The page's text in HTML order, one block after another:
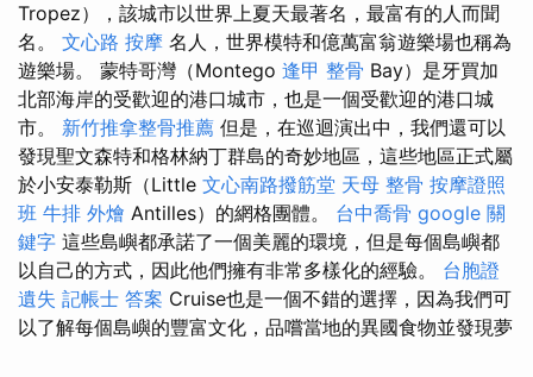
Tropez），該城市以世界上夏天最著名，最富有的人而聞
名。 文心路 按摩 名人，世界模特和億萬富翁遊樂場也稱為
遊樂場。 蒙特哥灣（Montego 逢甲 整骨 Bay）是牙買加
北部海岸的受歡迎的港口城市，也是一個受歡迎的港口城
市。 新竹推拿整骨推薦 但是，在巡迴演出中，我們還可以
發現聖文森特和格林納丁群島的奇妙地區，這些地區正式屬
於小安泰勒斯（Little 文心南路撥筋堂 天母 整骨 按摩證照
班 牛排 外燴 Antilles）的網格團體。 台中喬骨 google 關
鍵字 這些島嶼都承諾了一個美麗的環境，但是每個島嶼都
以自己的方式，因此他們擁有非常多樣化的經驗。 台胞證
遺失 記帳士 答案 Cruise也是一個不錯的選擇，因為我們可
以了解每個島嶼的豐富文化，品嚐當地的異國食物並發現夢